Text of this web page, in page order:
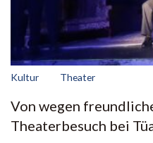
Kultur Theater
Von wegen
Theaterbesuch bei